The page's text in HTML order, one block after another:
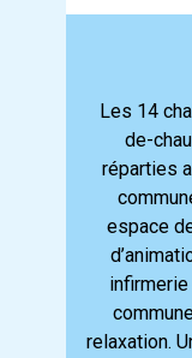
Les 14
de-
réparties
espace
infirmerie
relaxation.